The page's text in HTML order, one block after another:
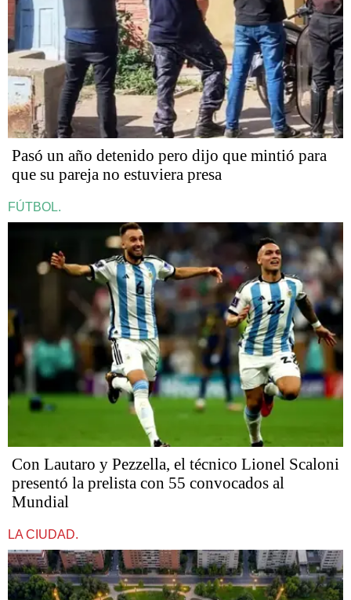
Pasó un año detenido pero dijo que mintió para
que su pareja no estuviera presa
FÚTBOL.
Con Lautaro y Pezzella, el técnico Lionel Scaloni
presentó la prelista con 55 convocados al
Mundial
LA CIUDAD.